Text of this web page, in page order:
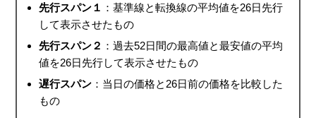
先行スパン１ ：基準線と転換線の平均値を26日先行
して表示させたもの
先行スパン２ ：過去52日間の最高値と最安値の平均
値を26日先行して表示させたもの
遅行スパン ：当日の価格と26日前の価格を比較した
もの